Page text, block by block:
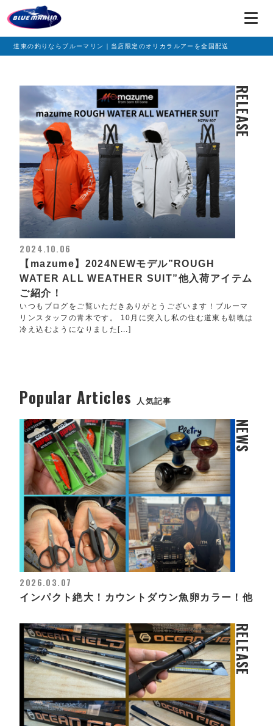
道東の釣りならブルーマリン｜当店限定のオリカラルアーを全国配送
RELEASE
2024.10.06
【mazume】2024NEWモデル”ROUGH
WATER ALL WEATHER SUIT”他入荷アイテム
ご紹介！
いつもブログをご覧いただきありがとうございます！ブルーマ
リンスタッフの青木です。 10月に突入し私の住む道東も朝晩は
冷え込むようになりました[...]
Popular Articles 人気記事
NEWS
2026.03.07
インパクト絶大！カウントダウン魚卵カラー！他
RELEASE